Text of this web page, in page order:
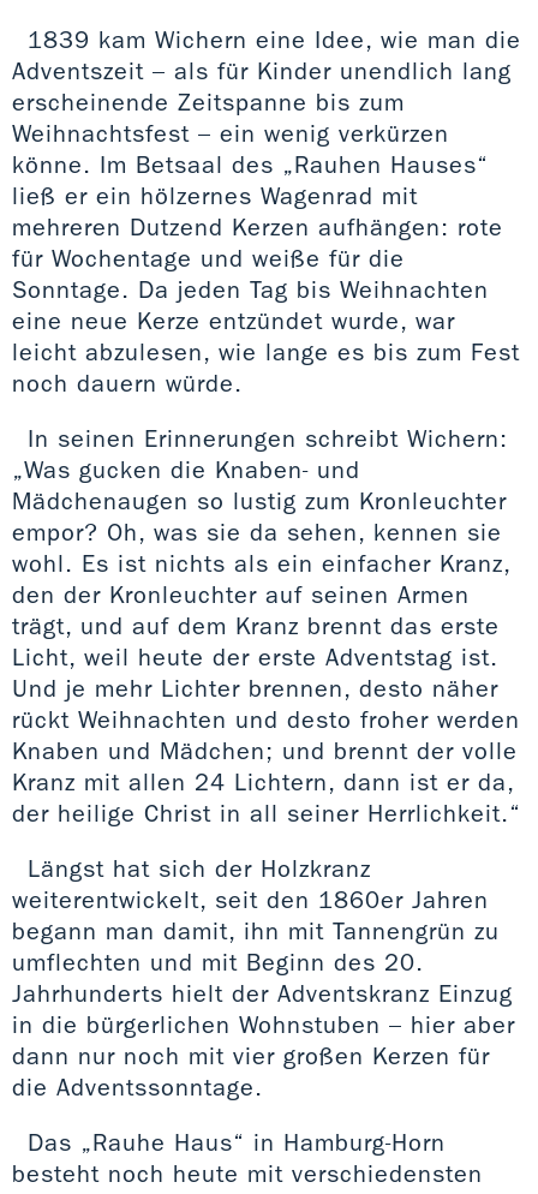
1839 kam Wichern eine Idee, wie man die
Adventszeit – als für Kinder unendlich lang
erscheinende Zeitspanne bis zum
Weihnachtsfest – ein wenig verkürzen
könne. Im Betsaal des „Rauhen Hauses“
ließ er ein hölzernes Wagenrad mit
mehreren Dutzend Kerzen aufhängen: rote
für Wochentage und weiße für die
Sonntage. Da jeden Tag bis Weihnachten
eine neue Kerze entzündet wurde, war
leicht abzulesen, wie lange es bis zum Fest
noch dauern würde.
In seinen Erinnerungen schreibt Wichern:
„Was gucken die Knaben- und
Mädchenaugen so lustig zum Kronleuchter
empor? Oh, was sie da sehen, kennen sie
wohl. Es ist nichts als ein einfacher Kranz,
den der Kronleuchter auf seinen Armen
trägt, und auf dem Kranz brennt das erste
Licht, weil heute der erste Adventstag ist.
Und je mehr Lichter brennen, desto näher
rückt Weihnachten und desto froher werden
Knaben und Mädchen; und brennt der volle
Kranz mit allen 24 Lichtern, dann ist er da,
der heilige Christ in all seiner Herrlichkeit.“
Längst hat sich der Holzkranz
weiterentwickelt, seit den 1860er Jahren
begann man damit, ihn mit Tannengrün zu
umflechten und mit Beginn des 20.
Jahrhunderts hielt der Adventskranz Einzug
in die bürgerlichen Wohnstuben – hier aber
dann nur noch mit vier großen Kerzen für
die Adventssonntage.
Das „Rauhe Haus“ in Hamburg-Horn
besteht noch heute mit verschiedensten